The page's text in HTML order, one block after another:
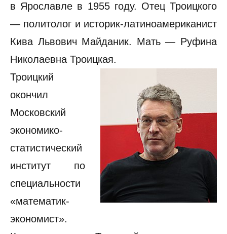
в Ярославле в 1955 году. Отец Троицкого
— политолог и историк-латиноамериканист
Кива Львович Майданик. Мать — Руфина
Николаевна Троицкая.
Троицкий
окончил
Московский
экономико-
статистический
институт по
специальности
«математик-
экономист».